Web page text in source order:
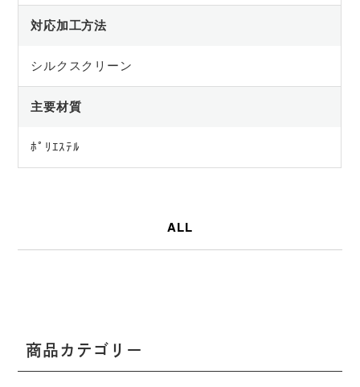
対応加工方法
シルクスクリーン
主要材質
ﾎﾟﾘｴｽﾃﾙ
ALL
商品カテゴリー